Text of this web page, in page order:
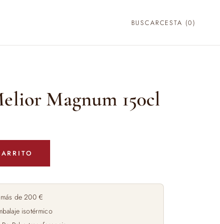
BUSCARCESTA (0)
Magnum 150cl
de 200 €
isotérmico